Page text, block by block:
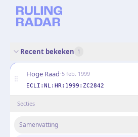
Recent bekeken 1
Hoge Raad·5 feb. 1999
ECLI:NL:HR:1999:ZC2842
Secties
Samenvatting